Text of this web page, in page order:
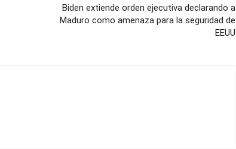
Biden extiende orden ejecutiva declarando a
Maduro como amenaza para la seguridad de
EEUU